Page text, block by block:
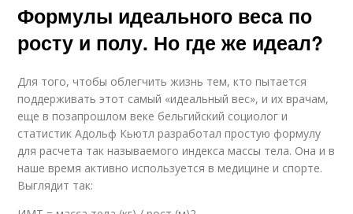
Формулы идеального веса по
росту и полу. Но где же идеал?
Для того, чтобы облегчить жизнь тем, кто пытается
поддерживать этот самый «идеальный вес», и их врачам,
еще в позапрошлом веке бельгийский социолог и
статистик Адольф Кьютл разработал простую формулу
для расчета так называемого индекса массы тела. Она и в
наше время активно используется в медицине и спорте.
Выглядит так: